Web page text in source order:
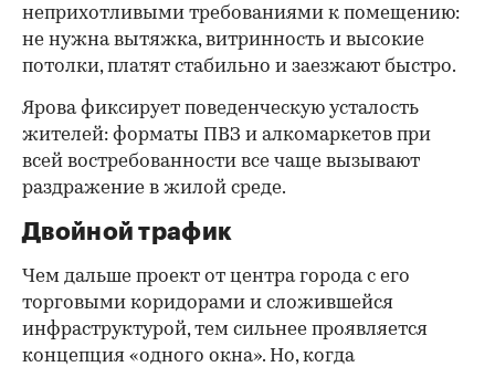
неприхотливыми требованиями к помещению:
не нужна вытяжка, витринность и высокие
потолки, платят стабильно и заезжают быстро.
Ярова фиксирует поведенческую усталость
жителей: форматы ПВЗ и алкомаркетов при
всей востребованности все чаще вызывают
раздражение в жилой среде.
Двойной трафик
Чем дальше проект от центра города с его
торговыми коридорами и сложившейся
инфраструктурой, тем сильнее проявляется
концепция «одного окна». Но, когда